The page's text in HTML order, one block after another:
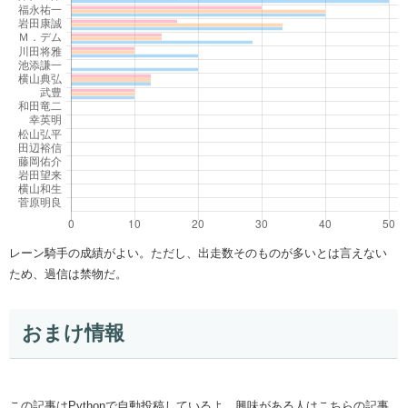
レーン騎手の成績がよい。ただし、出走数そのものが多いとは言えない
ため、過信は禁物だ。
おまけ情報